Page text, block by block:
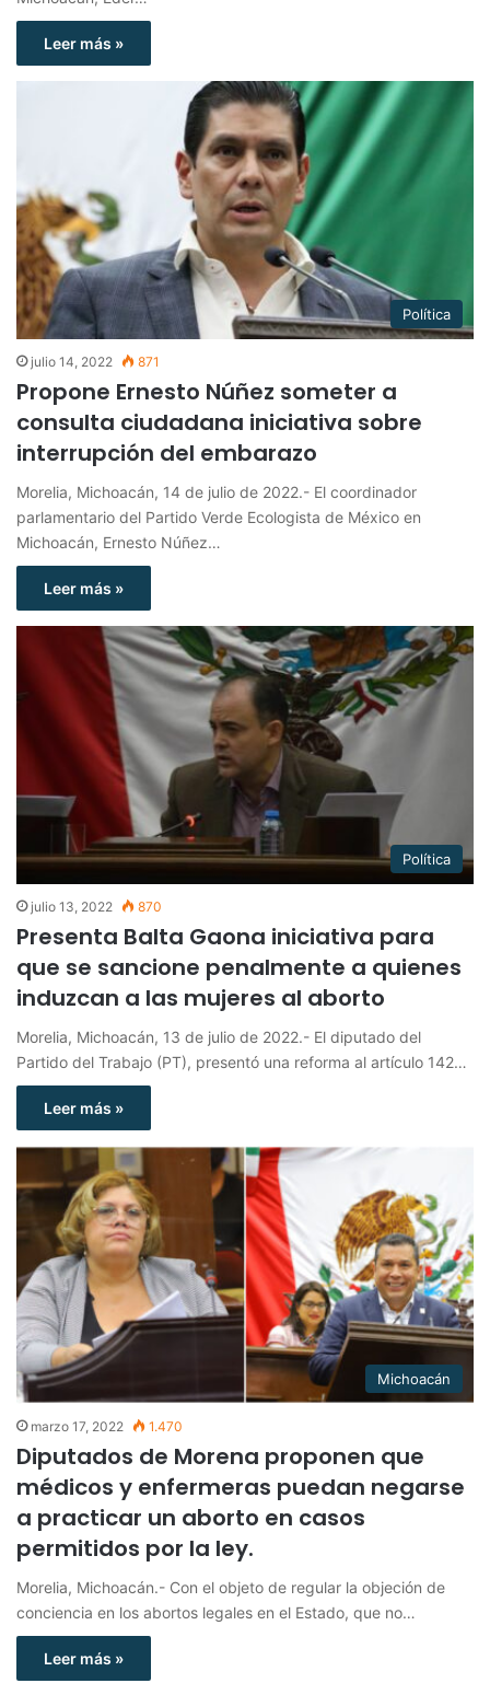
Leer más »
Política
julio 14, 2022 871
Propone Ernesto Núñez someter a
consulta ciudadana iniciativa sobre
interrupción del embarazo
Morelia, Michoacán, 14 de julio de 2022.- El coordinador
parlamentario del Partido Verde Ecologista de México en
Michoacán, Ernesto Núñez…
Leer más »
Política
julio 13, 2022 870
Presenta Balta Gaona iniciativa para
que se sancione penalmente a quienes
induzcan a las mujeres al aborto
Morelia, Michoacán, 13 de julio de 2022.- El diputado del
Partido del Trabajo (PT), presentó una reforma al artículo 142…
Leer más »
Michoacán
marzo 17, 2022 1.470
Diputados de Morena proponen que
médicos y enfermeras puedan negarse
a practicar un aborto en casos
permitidos por la ley.
Morelia, Michoacán.- Con el objeto de regular la objeción de
conciencia en los abortos legales en el Estado, que no…
Leer más »